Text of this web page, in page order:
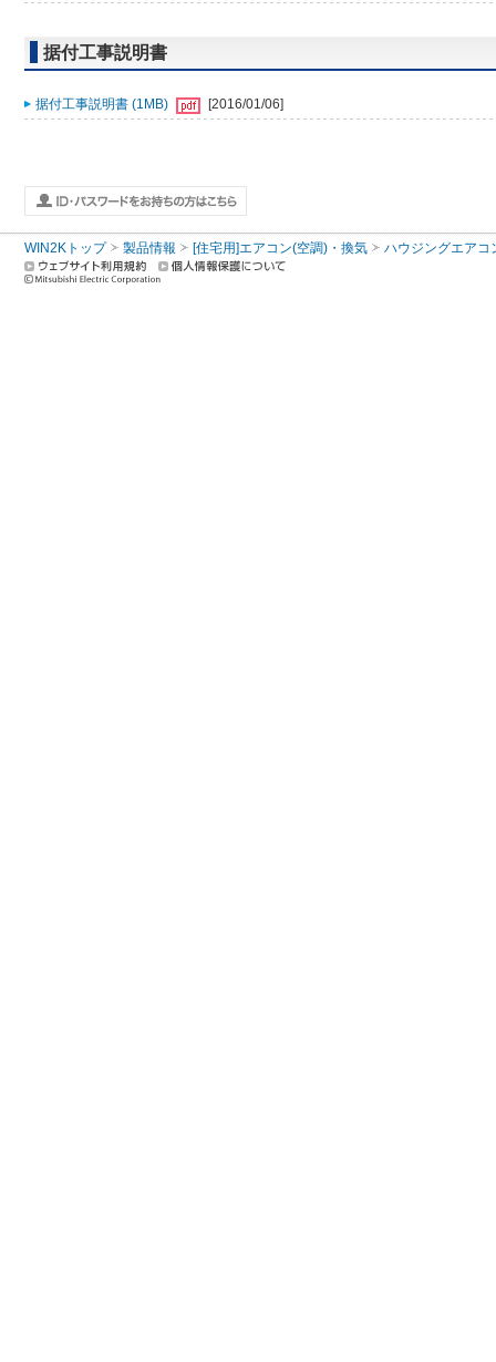
据付工事説明書
据付工事説明書 (1MB) [2016/01/06]
WIN2Kトップ 製品情報 [住宅用]エアコン(空調)・換気 ハウジングエアコ